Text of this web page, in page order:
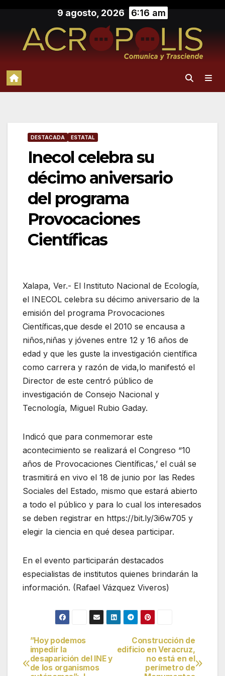
contenido
9 agosto, 2026 6:16 am
DESTACADA ESTATAL
Inecol celebra su
décimo aniversario
del programa
Provocaciones
Científicas
Xalapa, Ver.- El Instituto Nacional de Ecología,
el INECOL celebra su décimo aniversario de la
emisión del programa Provocaciones
Científicas,que desde el 2010 se encausa a
niños,niñas y jóvenes entre 12 y 16 años de
edad y que les guste la investigación científica
como carrera y razón de vida,lo manifestó el
Director de este centró público de
investigación de Consejo Nacional y
Tecnología, Miguel Rubio Gaday.
Indicó que para conmemorar este
acontecimiento se realizará el Congreso “10
años de Provocaciones Científicas,’ el cuál se
trasmitirá en vivo el 18 de junio por las Redes
Sociales del Estado, mismo que estará abierto
a todo el público y para lo cual los interesados
se deben registrar en https://bit.ly/3i6w705 y
elegir la ciencia en qué desea participar.
En el evento participarán destacados
especialistas de institutos quienes brindarán la
información. (Rafael Vázquez Viveros)
Navegación
de
Construcción de
edificio en Veracruz,
no está en el
perímetro de
”Hoy podemos
impedir la
desaparición del INE y
de los organismos